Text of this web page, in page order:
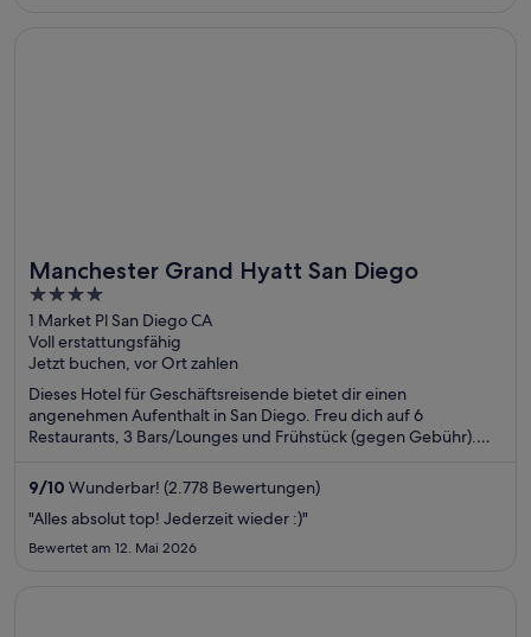
Manchester Grand Hyatt San Diego
4
out
of
5
1 Market Pl San Diego CA
Voll erstattungsfähig
Jetzt buchen, vor Ort zahlen
Dieses Hotel für Geschäftsreisende bietet dir einen
angenehmen Aufenthalt in San Diego. Freu dich auf 6
Restaurants, 3 Bars/Lounges und Frühstück (gegen Gebühr).
unseren Bewertungen. Einige beliebte Sehenswürdigkeiten –
U.S.S. Midway Museum und Port of San Diego – befinden sich
in der Nähe.
9/10 Wunderbar! (2.778 Bewertungen)
"Alles absolut top! Jederzeit wieder :)"
Bewertet am 12. Mai 2026